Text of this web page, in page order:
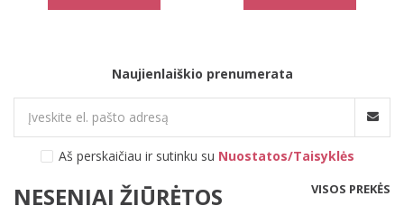
Naujienlaiškio prenumerata
Aš perskaičiau ir sutinku su Nuostatos/Taisyklės
NESENIAI ŽIŪRĖTOS VISOS PREKĖS